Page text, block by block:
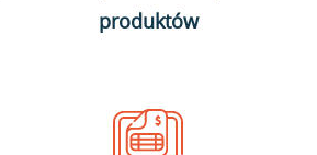
produktów